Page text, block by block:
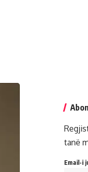
tanë
Email-i